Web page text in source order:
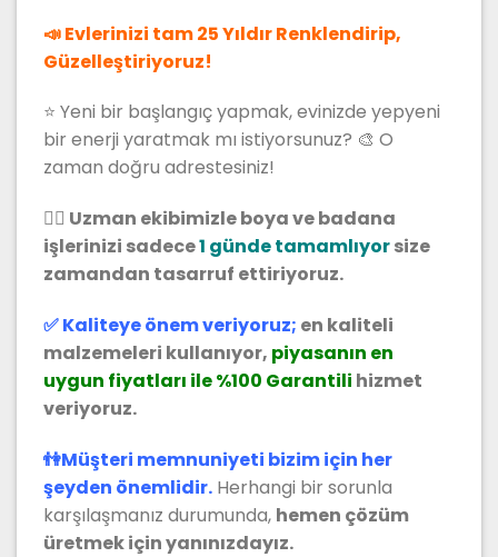
📣 Evlerinizi tam 25 Yıldır Renklendirip,
Güzelleştiriyoruz!
⭐ Yeni bir başlangıç yapmak, evinizde yepyeni
bir enerji yaratmak mı istiyorsunuz? 🎨 O
zaman doğru adrestesiniz!
👷‍♂️ Uzman ekibimizle boya ve badana
işlerinizi sadece1 günde tamamlıyorsize
zamandan tasarruf ettiriyoruz.
✅ Kaliteye önem veriyoruz; en kaliteli
malzemeleri kullanıyor, piyasanın en
uygun fiyatları ile %100 Garantili hizmet
veriyoruz.
👫Müşteri memnuniyeti bizim için her
şeyden önemlidir. Herhangi bir sorunla
karşılaşmanız durumunda, hemen çözüm
üretmek için yanınızdayız.